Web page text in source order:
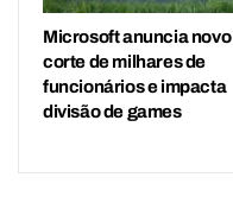
Microsoft anuncia novo
corte de milhares de
funcionários e impacta
divisão de games